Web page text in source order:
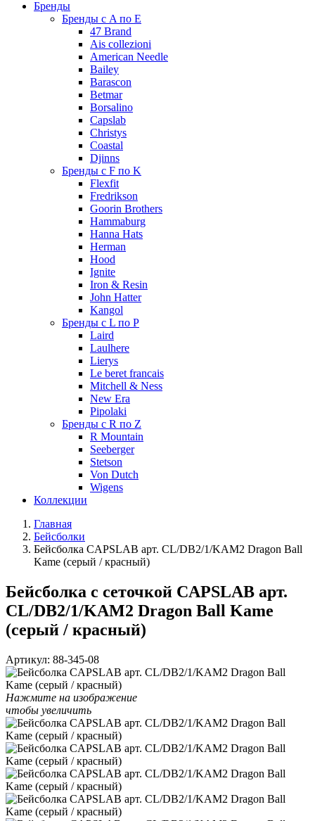
Бренды
Бренды с A по E
47 Brand
Ais collezioni
American Needle
Bailey
Barascon
Betmar
Borsalino
Capslab
Christys
Coastal
Djinns
Бренды с F по K
Flexfit
Fredrikson
Goorin Brothers
Hammaburg
Hanna Hats
Herman
Hood
Ignite
Iron & Resin
John Hatter
Kangol
Бренды с L по P
Laird
Laulhere
Lierys
Le beret francais
Mitchell & Ness
New Era
Pipolaki
Бренды с R по Z
R Mountain
Seeberger
Stetson
Von Dutch
Wigens
Коллекции
Главная
Бейсболки
Бейсболка CAPSLAB арт. CL/DB2/1/KAM2 Dragon Ball
Kame (серый / красный)
Бейсболка с сеточкой CAPSLAB арт.
CL/DB2/1/KAM2 Dragon Ball Kame
(серый / красный)
Артикул: 88-345-08
Нажмите на изображение
чтобы увеличить